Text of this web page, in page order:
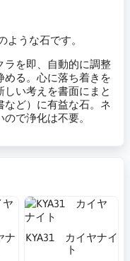
ような石です。
ラを即、自動的に調整
める。心に落ち着きを
しい考えを書面にまと
など）に有益な石。ネ
で浄化は不要。
ナ
KYA31 カイヤナイ
ト